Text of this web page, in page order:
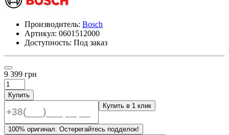
Производитель: Bosch
Артикул: 0601512000
Доступность: Под заказ
9 399 грн
Купить
Купить в 1 клик
100% оригинал. Остерегайтесь подделок!